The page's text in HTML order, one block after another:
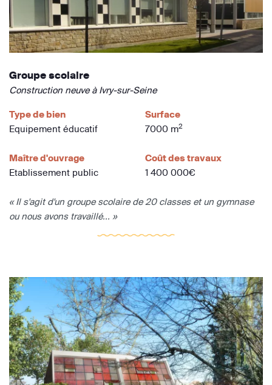
Groupe scolaire
Construction neuve à Ivry-sur-Seine
Type de bien
Equipement éducatif
Surface
7000 m2
Maître d'ouvrage
Etablissement public
Coût des travaux
1 400 000€
« Il s'agit d'un groupe scolaire de 20 classes et un gymnase
ou nous avons travaillé... »